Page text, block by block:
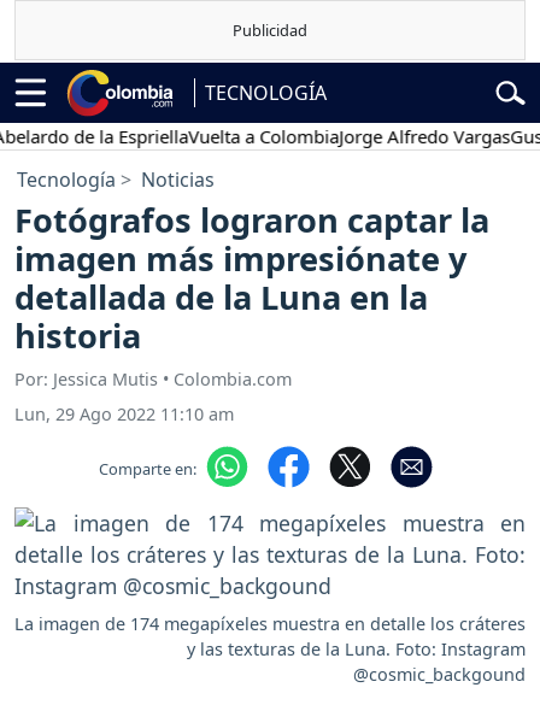
TECNOLOGÍA
de la EspriellaVuelta a ColombiaJorge Alfredo Vargas
Tecnología Noticias
Fotógrafos lograron captar la
imagen más impresiónate y
detallada de la Luna en la
historia
Por: Jessica Mutis • Colombia.com
Lun, 29 Ago 2022 11:10 am
Comparte en:
La imagen de 174 megapíxeles muestra en detalle los cráteres
y las texturas de la Luna. Foto: Instagram
@cosmic_backgound